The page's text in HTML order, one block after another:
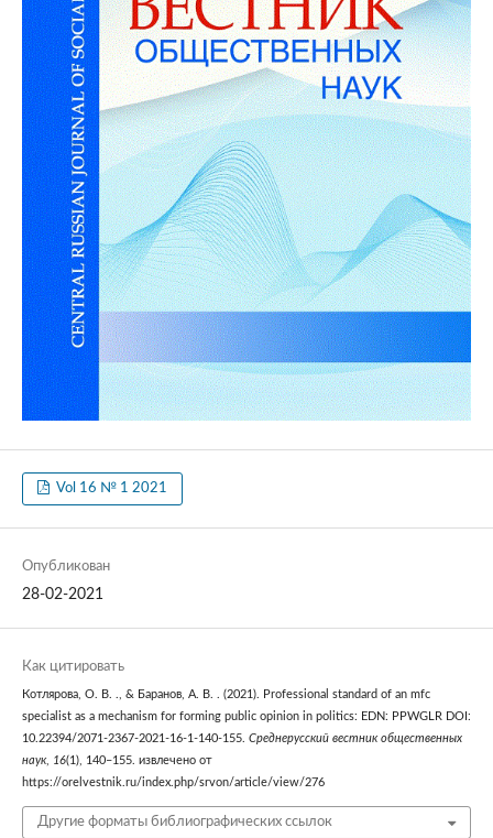
Vol 16 № 1 2021
Опубликован
28-02-2021
Как цитировать
Котлярова, О. В. ., & Баранов, А. В. . (2021). Professional standard of an mfc
specialist as a mechanism for forming public opinion in politics: EDN: PPWGLR DOI:
10.22394/2071-2367-2021-16-1-140-155. Среднерусский вестник общественных
наук, 16(1), 140–155. извлечено от
https://orelvestnik.ru/index.php/srvon/article/view/276
Другие форматы библиографических ссылок